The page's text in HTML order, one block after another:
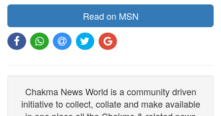
Read on MSN
Chakma News World is a community driven
initiative to collect, collate and make available